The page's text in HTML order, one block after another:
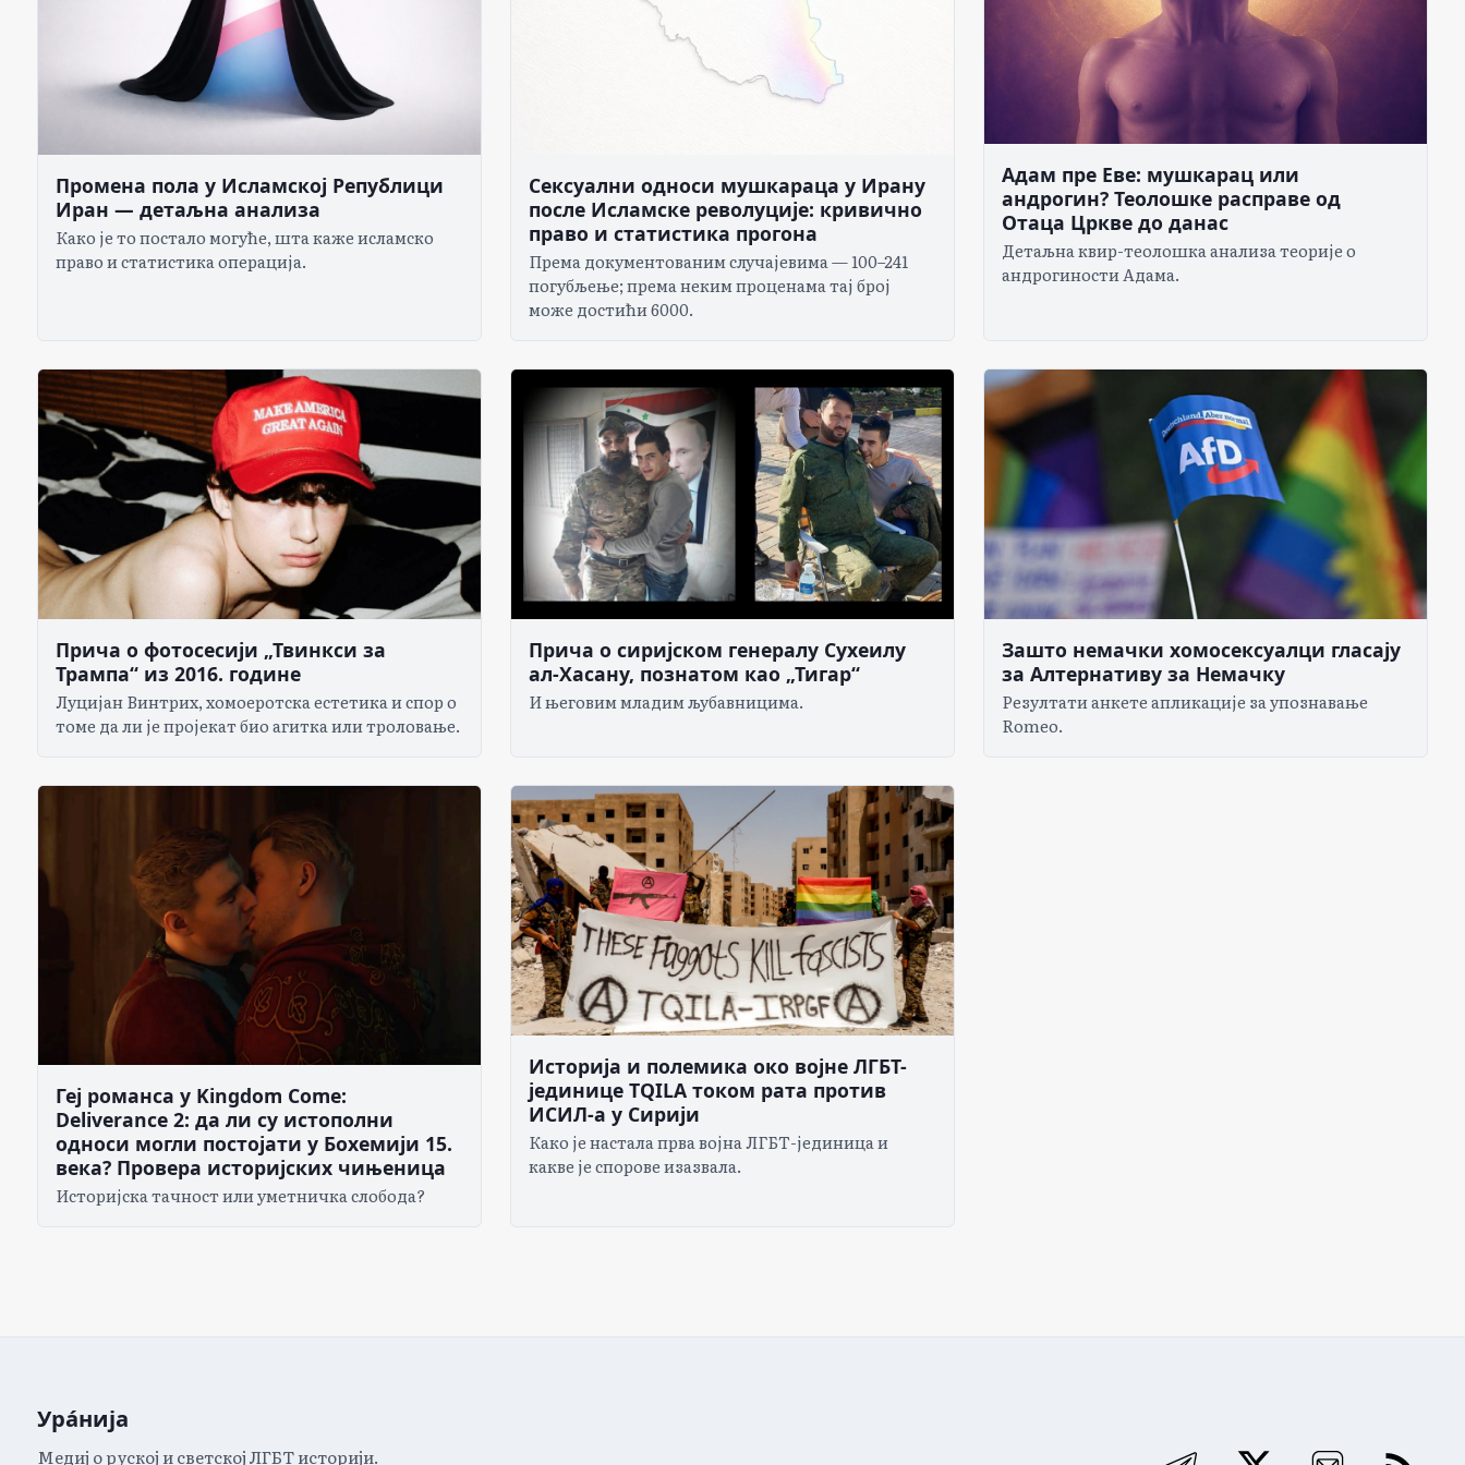
Промена пола у Исламској Републици
Иран — детаљна анализа
Како је то постало могуће, шта каже исламско
право и статистика операција.
Сексуални односи мушкараца у Ирану
после Исламске револуције: кривично
право и статистика прогона
Према документованим случајевима — 100–241
погубљење; према неким проценама тај број
може достићи 6000.
Адам пре Еве: мушкарац или
андрогин? Теолошке расправе од
Отаца Цркве до данас
Детаљна квир-теолошка анализа теорије о
андрогиности Адама.
Прича о фотосесији „Твинкси за
Трампа“ из 2016. године
Луцијан Винтрих, хомоеротска естетика и спор о
томе да ли је пројекат био агитка или троловање.
Прича о сиријском генералу Сухеилу
ал-Хасану, познатом као „Тигар“
И његовим младим љубавницима.
Зашто немачки хомосексуалци гласају
за Алтернативу за Немачку
Резултати анкете апликације за упознавање
Romeo.
Геј романса у Kingdom Come:
Deliverance 2: да ли су истополни
односи могли постојати у Бохемији 15.
века? Провера историјских чињеница
Историјска тачност или уметничка слобода?
Историја и полемика око војне ЛГБТ-
јединице TQILA током рата против
ИСИЛ-а у Сирији
Како је настала прва војна ЛГБТ-јединица и
какве је спорове изазвала.
Ура́нија
Медиј о руској и светској ЛГБТ историји.